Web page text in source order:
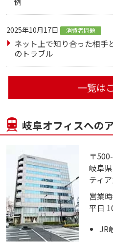
2025年10月17日 消費者問題
ネット上で知り合った相手
のトラブル
一覧は
岐阜オフィスへの
〒
岐阜
ティ
営業
平日
JR